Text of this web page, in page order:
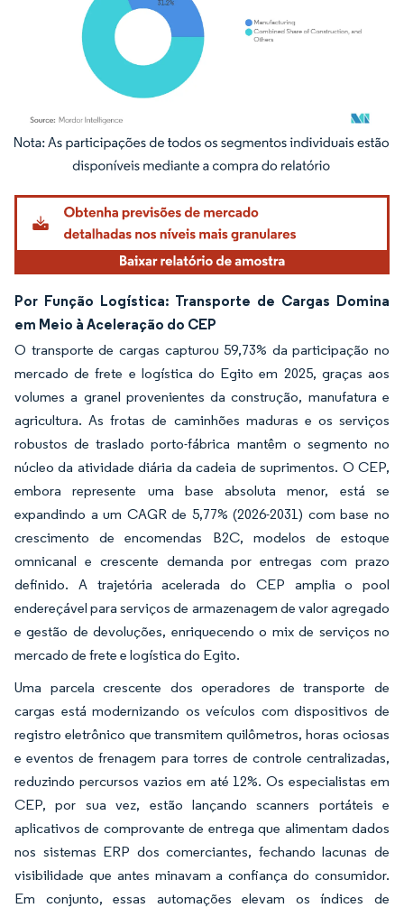
Imagem © Mordor Intelligence. O reuso requer atribuição conforme CC BY 4.0.
Por Função Logística: Transporte de Cargas Domina
em Meio à Aceleração do CEP
O transporte de cargas capturou 59,73% da participação no
mercado de frete e logística do Egito em 2025, graças aos
volumes a granel provenientes da construção, manufatura e
agricultura. As frotas de caminhões maduras e os serviços
robustos de traslado porto-fábrica mantêm o segmento no
núcleo da atividade diária da cadeia de suprimentos. O CEP,
embora represente uma base absoluta menor, está se
expandindo a um CAGR de 5,77% (2026-2031) com base no
crescimento de encomendas B2C, modelos de estoque
omnicanal e crescente demanda por entregas com prazo
definido. A trajetória acelerada do CEP amplia o pool
endereçável para serviços de armazenagem de valor agregado
e gestão de devoluções, enriquecendo o mix de serviços no
mercado de frete e logística do Egito.
Uma parcela crescente dos operadores de transporte de
cargas está modernizando os veículos com dispositivos de
registro eletrônico que transmitem quilômetros, horas ociosas
e eventos de frenagem para torres de controle centralizadas,
reduzindo percursos vazios em até 12%. Os especialistas em
CEP, por sua vez, estão lançando scanners portáteis e
aplicativos de comprovante de entrega que alimentam dados
nos sistemas ERP dos comerciantes, fechando lacunas de
visibilidade que antes minavam a confiança do consumidor.
Em conjunto, essas automações elevam os índices de